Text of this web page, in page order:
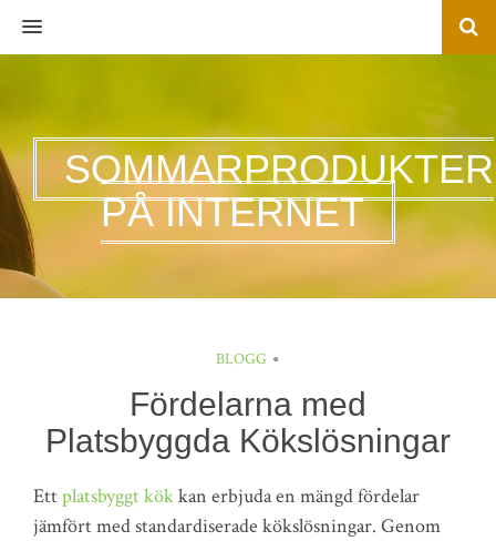
MENU
SOMMARPRODUKTER
PÅ INTERNET
BLOGG
Fördelarna med
Platsbyggda Kökslösningar
Ettplatsbyggt kökkan erbjuda en mängd fördelar
jämfört med standardiserade kökslösningar. Genom